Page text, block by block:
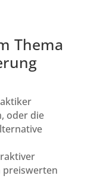
Thema
oder die
preiswerten